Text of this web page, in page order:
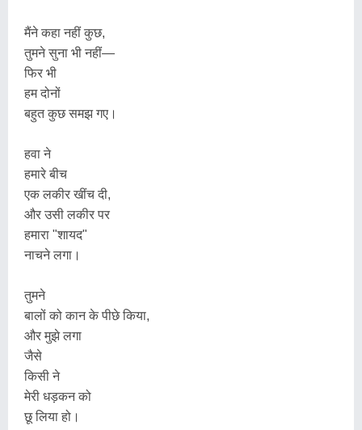
मैंने कहा नहीं कुछ,
तुमने सुना भी नहीं—
फिर भी
हम दोनों
बहुत कुछ समझ गए।
हवा ने
हमारे बीच
एक लकीर खींच दी,
और उसी लकीर पर
हमारा "शायद"
नाचने लगा।
तुमने
बालों को कान के पीछे किया,
और मुझे लगा
जैसे
किसी ने
मेरी धड़कन को
छू लिया हो।